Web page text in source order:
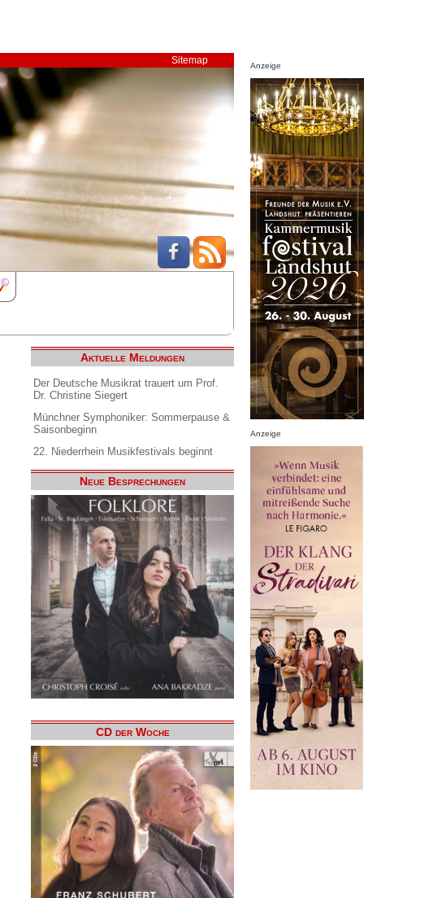
Sitemap
Aktuelle Meldungen
Der Deutsche Musikrat trauert um Prof.
Dr. Christine Siegert
Münchner Symphoniker: Sommerpause &
Saisonbeginn
22. Niederrhein Musikfestivals beginnt
Neue Besprechungen
CD der Woche
Anzeige
Anzeige